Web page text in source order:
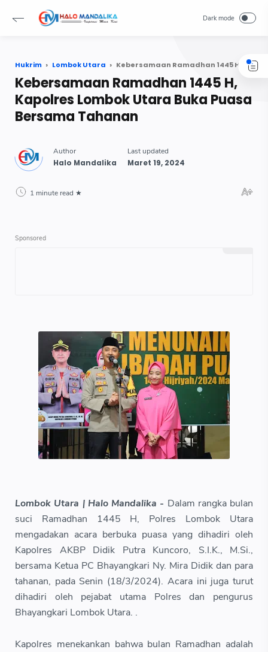
Hukrim Lombok Utara Kebersamaan Ramadhan 1445 H, Kapolres Lombok Utara Buka Puasa Bersama Tahanan
Kebersamaan Ramadhan 1445 H,
Kapolres Lombok Utara Buka Puasa
Bersama Tahanan
1 minute read
Lombok Utara | Halo Mandalika - Dalam rangka bulan
suci Ramadhan 1445 H, Polres Lombok Utara
mengadakan acara berbuka puasa yang dihadiri oleh
Kapolres AKBP Didik Putra Kuncoro, S.I.K., M.Si.,
bersama Ketua PC Bhayangkari Ny. Mira Didik dan para
tahanan, pada Senin (18/3/2024). Acara ini juga turut
dihadiri oleh pejabat utama Polres dan pengurus
Bhayangkari Lombok Utara. .
Kapolres menekankan bahwa bulan Ramadhan adalah